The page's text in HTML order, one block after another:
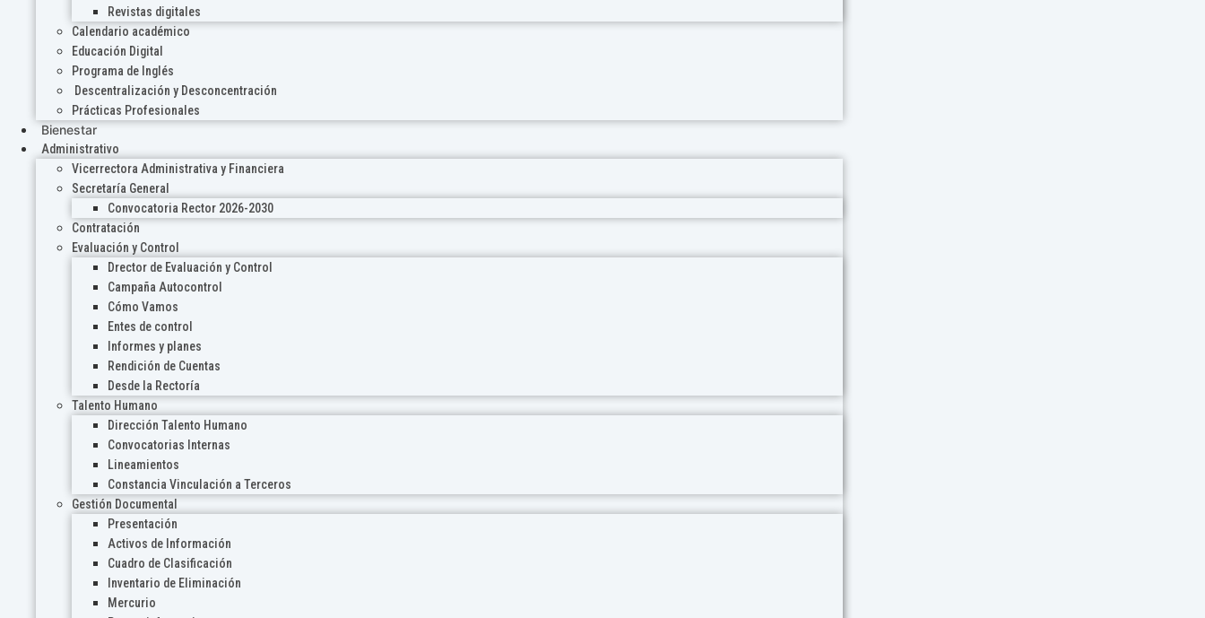
Revistas digitales
Calendario académico
Educación Digital
Programa de Inglés
Descentralización y Desconcentración
Prácticas Profesionales
Bienestar
Administrativo
Vicerrectora Administrativa y Financiera
Secretaría General
Convocatoria Rector 2026-2030
Contratación
Evaluación y Control
Drector de Evaluación y Control
Campaña Autocontrol
Cómo Vamos
Entes de control
Informes y planes
Rendición de Cuentas
Desde la Rectoría
Talento Humano
Dirección Talento Humano
Convocatorias Internas
Lineamientos
Constancia Vinculación a Terceros
Gestión Documental
Presentación
Activos de Información
Cuadro de Clasificación
Inventario de Eliminación
Mercurio